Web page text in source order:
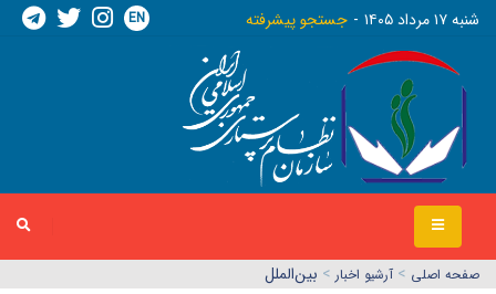
شنبه ١٧ مرداد ١٤٠٥ جستجو پیشرفته EN
صفحه اصلي > آرشیو اخبار > بین‌الملل